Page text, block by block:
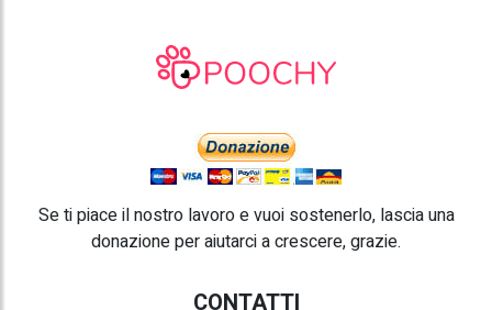
Se ti piace il nostro lavoro e vuoi sostenerlo, lascia una
donazione per aiutarci a crescere, grazie.
CONTATTI